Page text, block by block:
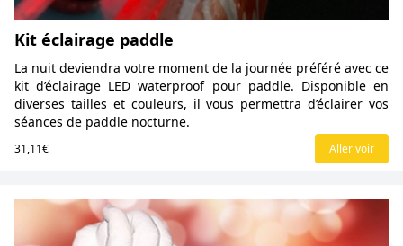
Kit éclairage paddle
La nuit deviendra votre moment de la journée préféré avec ce
kit d’éclairage LED waterproof pour paddle. Disponible en
diverses tailles et couleurs, il vous permettra d’éclairer vos
séances de paddle nocturne.
31,11€ Aller voir